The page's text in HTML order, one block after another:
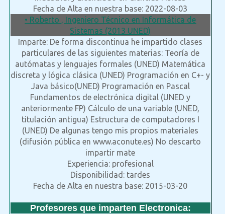
Fecha de Alta en nuestra base: 2022-08-03
• Roberto , Ingeniero Técnico en Informática de
Sistemas (2013 UNED)
Imparte: De forma discontinua he impartido clases
particulares de las siguientes materias: Teoría de
autómatas y lenguajes formales (UNED) Matemática
discreta y lógica clásica (UNED) Programación en C+- y
Java básico(UNED) Programación en Pascal
Fundamentos de electrónica digital (UNED y
anteriormente FP) Cálculo de una variable (UNED,
titulación antigua) Estructura de computadores I
(UNED) De algunas tengo mis propios materiales
(difusión pública en www.aconute.es) No descarto
impartir mate
Experiencia: profesional
Disponibilidad: tardes
Fecha de Alta en nuestra base: 2015-03-20
Profesores que imparten Electronica: